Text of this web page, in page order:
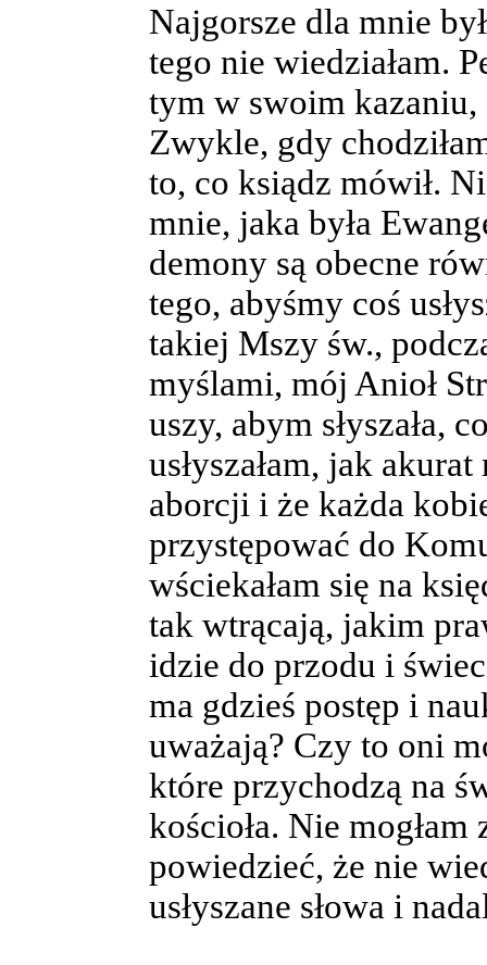
Najgorsze dla mnie
tego nie wiedziałam.
tym w swoim kazaniu,
Zwykle, gdy
to, co ksiądz mówił.
mnie, jaka była
demony są obecne
tego, abyśmy coś
takiej Mszy św.,
myślami, mój Anioł
uszy, abym słyszała,
usłyszałam, jak
aborcji i że każda
przystępować do
wściekałam się na
tak wtrącają, jakim
idzie do przodu i
ma gdzieś postęp i
uważają? Czy to oni
które przychodzą na
kościoła. Nie
powiedzieć, że nie
usłyszane słowa i